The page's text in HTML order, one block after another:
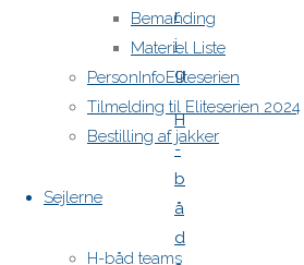
Bemanding
Materiel Liste
PersonInfoEliteserien
Tilmelding til Eliteserien 2024
Bestilling af jakker
Sejlerne
H-båd teams
r
i
g
H
-
b
å
d